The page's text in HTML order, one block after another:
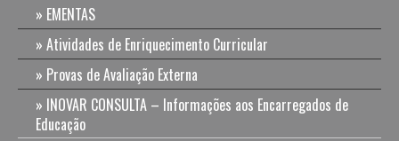
EMENTAS
Atividades de Enriquecimento Curricular
Provas de Avaliação Externa
INOVAR CONSULTA – Informações aos Encarregados de
Educação